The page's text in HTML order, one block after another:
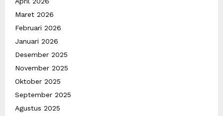
Maret 2026
Februari 2026
Januari 2026
Desember 2025
November 2025
Oktober 2025
September 2025
Agustus 2025